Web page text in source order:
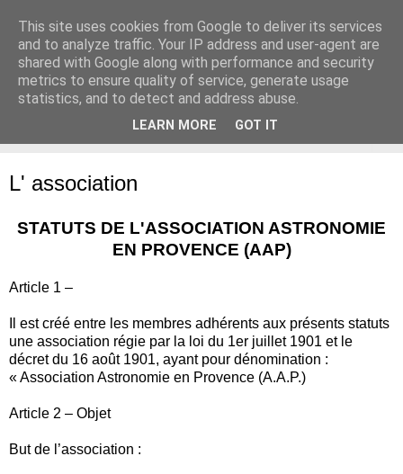
Association Astronomie en
Provence
L' association
STATUTS DE L'ASSOCIATION ASTRONOMIE
EN PROVENCE (AAP)
Article 1 –
Il est créé entre les membres adhérents aux présents statuts
une association régie par la loi du 1er juillet 1901 et le
décret du 16 août 1901, ayant pour dénomination :
« Association Astronomie en Provence (A.A.P.)
Article 2 – Objet
But de l’association :
This site uses cookies from Google to deliver its services
and to analyze traffic. Your IP address and user-agent are
shared with Google along with performance and security
metrics to ensure quality of service, generate usage
statistics, and to detect and address abuse.
LEARN MORE GOT IT